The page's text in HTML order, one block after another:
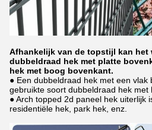
Afhankelijk van de topstijl kan het
dubbeldraad hek met platte
hek met boog bovenkant.
● Een dubbeldraad hek met een vlak
gebruikte soort dubbeldraad hek met
● Arch topped 2d paneel hek uiterlijk
residentiële hek, park hek, enz.